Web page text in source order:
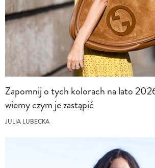
Zapomnij o tych kolorach na lato
wiemy czym je zastąpić
JULIA LUBECKA